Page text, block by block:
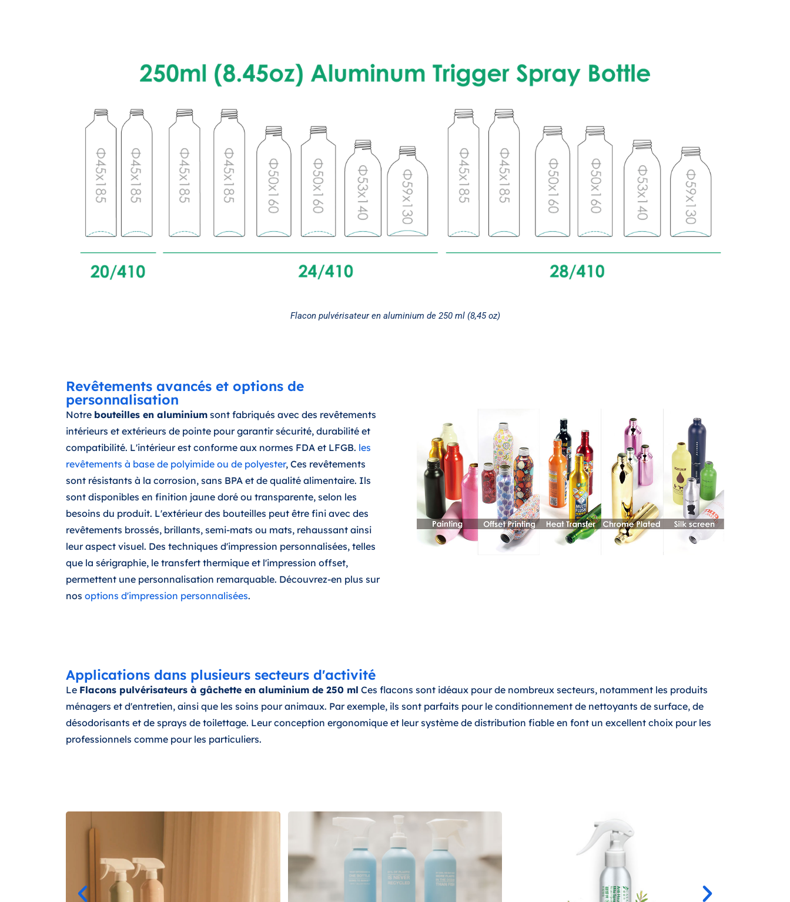
Flacon pulvérisateur en aluminium de 250 ml (8,45 oz)
Revêtements avancés et options de
personnalisation
Notre bouteilles en aluminium sont fabriqués avec des revêtements
intérieurs et extérieurs de pointe pour garantir sécurité, durabilité et
compatibilité. L'intérieur est conforme aux normes FDA et LFGB. les
revêtements à base de polyimide ou de polyester, Ces revêtements
sont résistants à la corrosion, sans BPA et de qualité alimentaire. Ils
sont disponibles en finition jaune doré ou transparente, selon les
besoins du produit. L'extérieur des bouteilles peut être fini avec des
revêtements brossés, brillants, semi-mats ou mats, rehaussant ainsi
leur aspect visuel. Des techniques d'impression personnalisées, telles
que la sérigraphie, le transfert thermique et l'impression offset,
permettent une personnalisation remarquable. Découvrez-en plus sur
nos options d'impression personnalisées.
Applications dans plusieurs secteurs d'activité
Le Flacons pulvérisateurs à gâchette en aluminium de 250 ml Ces flacons sont idéaux pour de nombreux secteurs, notamment les produits
ménagers et d'entretien, ainsi que les soins pour animaux. Par exemple, ils sont parfaits pour le conditionnement de nettoyants de surface, de
désodorisants et de sprays de toilettage. Leur conception ergonomique et leur système de distribution fiable en font un excellent choix pour les
professionnels comme pour les particuliers.